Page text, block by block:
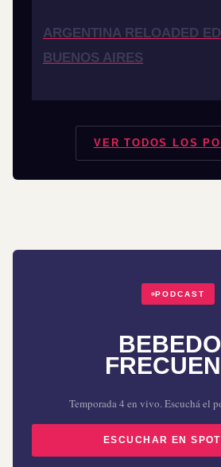
ARGENTINA RELOADED
BUENOS AIRES
VER TODOS LOS
PODCAST
Temporada 4 en vivo. Escuchá el
ESCUCHAR EN